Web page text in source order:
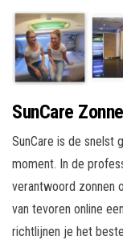
SunCare
SunCare is de snelst
moment. In de
verantwoord zonnen
van tevoren online
richtlijnen je het